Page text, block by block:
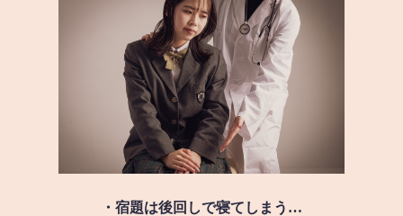
・宿題は後回しで寝てしまう…